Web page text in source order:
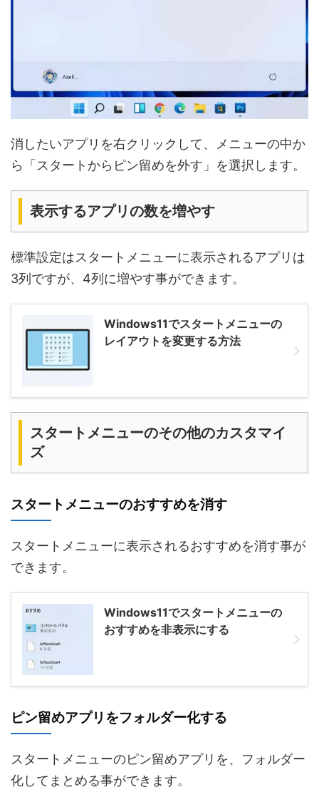
消したいアプリを右クリックして、メニューの中か
ら「スタートからピン留めを外す」を選択します。
表示するアプリの数を増やす
標準設定はスタートメニューに表示されるアプリは
3列ですが、4列に増やす事ができます。
Windows11でスタートメニューの
レイアウトを変更する方法
スタートメニューのその他のカスタマイ
ズ
スタートメニューのおすすめを消す
スタートメニューに表示されるおすすめを消す事が
できます。
Windows11でスタートメニューの
おすすめを非表示にする
ピン留めアプリをフォルダー化する
スタートメニューのピン留めアプリを、フォルダー
化してまとめる事ができます。